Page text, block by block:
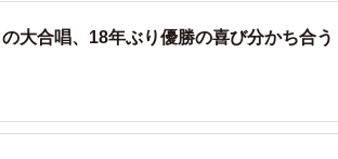
、気になる記述があった。往年の阪神ファ
る」などと言及しているのだ。ご存じの通
団の歌を同じ人物が・・・。
大合唱、18年ぶり優勝の喜び分かち合う